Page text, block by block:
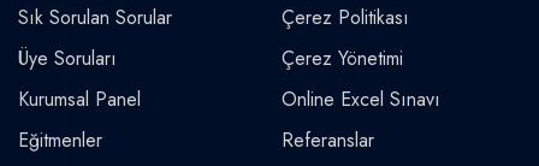
Sık Sorulan Sorular
Üye Soruları
Kurumsal Panel
Eğitmenler
Çerez Politikası
Çerez Yönetimi
Online Excel Sınavı
Referanslar